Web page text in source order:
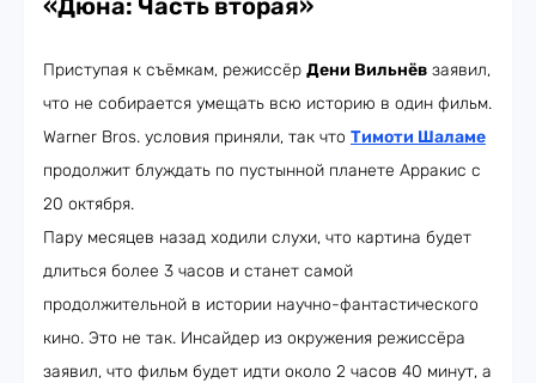
«Дюна: Часть вторая»
Приступая к съёмкам, режиссёр Дени Вильнёв заявил,
что не собирается умещать всю историю в один фильм.
Warner Bros. условия приняли, так что Тимоти Шаламе
продолжит блуждать по пустынной планете Арракис с
20 октября.
Пару месяцев назад ходили слухи, что картина будет
длиться более 3 часов и станет самой
продолжительной в истории научно-фантастического
кино. Это не так. Инсайдер из окружения режиссёра
заявил, что фильм будет идти около 2 часов 40 минут, а